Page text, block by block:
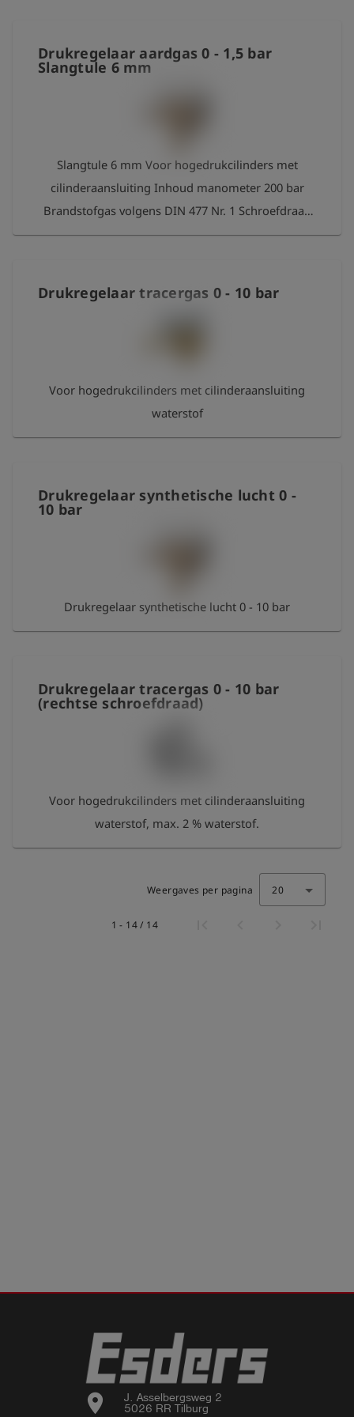
Drukregelaar aardgas 0 - 1,5 bar
Slangtule 6 mm
Slangtule 6 mm Voor hogedrukcilinders met
cilinderaansluiting Inhoud manometer 200 bar
Brandstofgas volgens DIN 477 Nr. 1 Schroefdraad
W 21,8 x 1/14 LH
Drukregelaar tracergas 0 - 10 bar
Voor hogedrukcilinders met cilinderaansluiting
waterstof
Drukregelaar synthetische lucht 0 -
10 bar
Drukregelaar synthetische lucht 0 - 10 bar
Drukregelaar tracergas 0 - 10 bar
(rechtse schroefdraad)
Voor hogedrukcilinders met cilinderaansluiting
waterstof, max. 2 % waterstof.
Weergaves per pagina 20
1 - 14 / 14
location_on
J. Asselbergsweg 2
5026 RR Tilburg